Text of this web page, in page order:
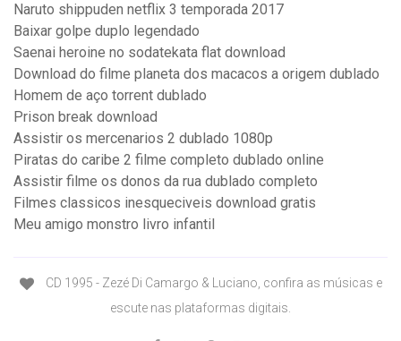
Naruto shippuden netflix 3 temporada 2017
Baixar golpe duplo legendado
Saenai heroine no sodatekata flat download
Download do filme planeta dos macacos a origem dublado
Homem de aço torrent dublado
Prison break download
Assistir os mercenarios 2 dublado 1080p
Piratas do caribe 2 filme completo dublado online
Assistir filme os donos da rua dublado completo
Filmes classicos inesqueciveis download gratis
Meu amigo monstro livro infantil
CD 1995 - Zezé Di Camargo & Luciano, confira as músicas e
escute nas plataformas digitais.